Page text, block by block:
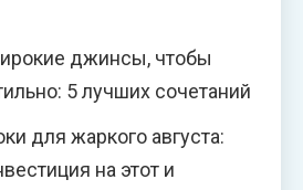
джинсы, чтобы
5 лучших сочетаний
для жаркого августа:
на этот и